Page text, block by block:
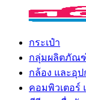
กระเป๋า
กลุ่มผลิตภัณ
กล้อง และอุ
คอมพิวเตอร์